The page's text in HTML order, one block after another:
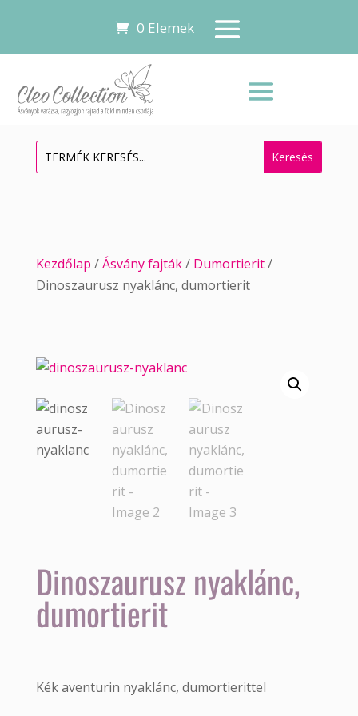
0 Elemek
Kezdőlap /Ásvány fajták/ Dumortierit/
Dinoszaurusz nyaklánc, dumortierit
Dinoszaurusz nyaklánc,
dumortierit
Kék aventurin nyaklánc, dumortierittel